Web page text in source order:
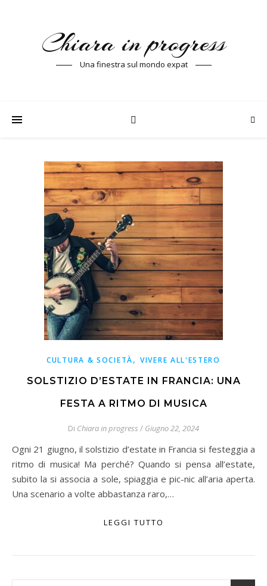
Chiara in progress
Una finestra sul mondo expat
CULTURA & SOCIETÀ, VIVERE ALL'ESTERO
SOLSTIZIO D’ESTATE IN FRANCIA: UNA
FESTA A RITMO DI MUSICA
Di Chiara in progress / Giugno 22, 2024
Ogni 21 giugno, il solstizio d’estate in Francia si festeggia a
ritmo di musica! Ma perché? Quando si pensa all’estate,
subito la si associa a sole, spiaggia e pic-nic all’aria aperta.
Una scenario a volte abbastanza raro,…
LEGGI TUTTO